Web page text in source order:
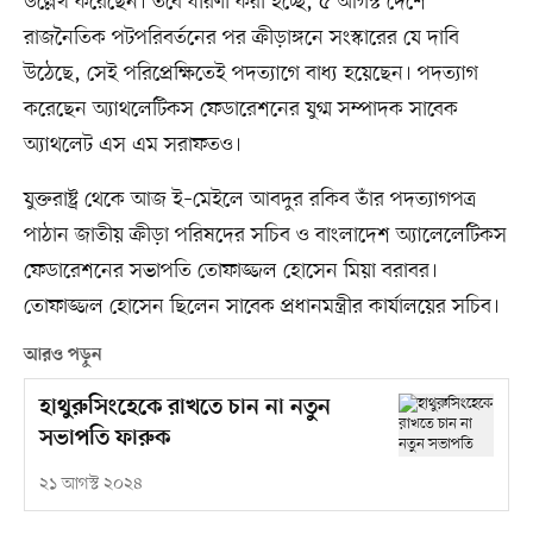
রাজনৈতিক পটপরিবর্তনের পর ক্রীড়াঙ্গনে সংস্কারের যে দাবি
উঠেছে, সেই পরিপ্রেক্ষিতেই পদত্যাগে বাধ্য হয়েছেন। পদত্যাগ
করেছেন অ্যাথলেটিকস ফেডারেশনের যুগ্ম সম্পাদক সাবেক
অ্যাথলেট এস এম সরাফতও।
যুক্তরাষ্ট্র থেকে আজ ই–মেইলে আবদুর রকিব তাঁর পদত্যাগপত্র
পাঠান জাতীয় ক্রীড়া পরিষদের সচিব ও বাংলাদেশ অ্যালেলেটিকস
ফেডারেশনের সভাপতি তোফাজ্জল হোসেন মিয়া বরাবর।
তোফাজ্জল হোসেন ছিলেন সাবেক প্রধানমন্ত্রীর কার্যালয়ের সচিব।
আরও পড়ুন
হাথুরুসিংহেকে রাখতে চান না নতুন
সভাপতি ফারুক
২১ আগস্ট ২০২৪